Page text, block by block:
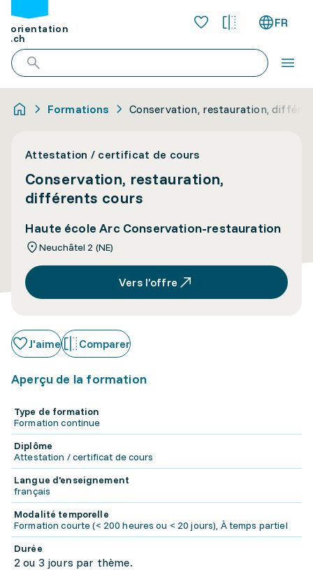
orientation
.ch
FR
Formations Conservation, restauration,
Attestation / certificat de cours
Conservation, restauration,
différents cours
Haute école Arc Conservation-restauration
Neuchâtel 2 (NE)
Vers l’offre
J'aime Comparer
Aperçu de la formation
Type de formation
Formation continue
Diplôme
Attestation / certificat de cours
Langue d'enseignement
français
Modalité temporelle
Formation courte (< 200 heures ou < 20 jours), À temps partiel
Durée
2 ou 3 jours par thème.